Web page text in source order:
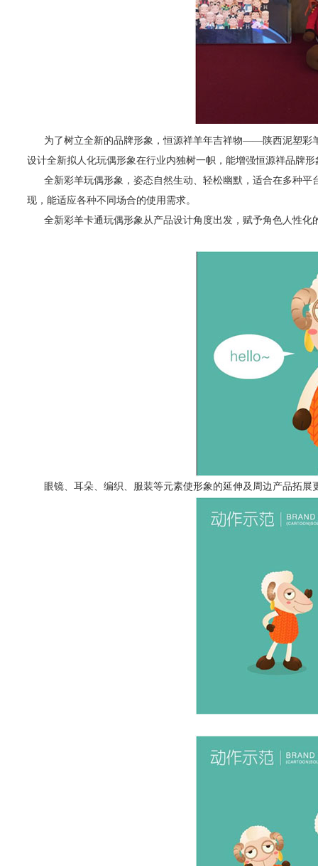
为了树立全新的品牌形象，恒源祥羊年吉祥物——陕西泥塑彩
设计全新拟人化玩偶形象在行业内独树一帜，能增强恒源祥品牌
全新彩羊玩偶形象，姿态自然生动、轻松幽默，适合在多种平
现，能适应各种不同场合的使用需求。
全新彩羊卡通玩偶形象从产品设计角度出发，赋予角色人性化
眼镜、耳朵、编织、服装等元素使形象的延伸及周边产品拓展